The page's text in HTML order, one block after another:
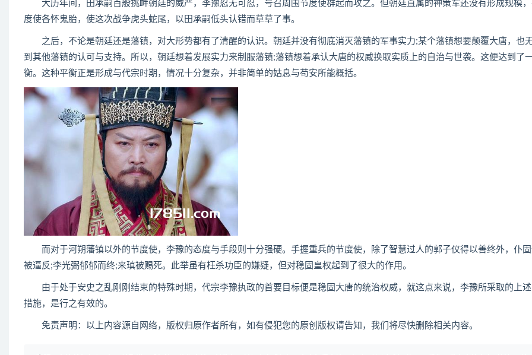
大历年间，田承嗣百般挑衅朝廷的威严，李豫忍无可忍，号召周围节度使群起而攻之。但朝廷直属的神策军还没有形成规模，
度使各怀鬼胎，使这次战争虎头蛇尾，以田承嗣低头认错而草草了事。
之后，不论是朝廷还是藩镇，对大形势都有了清醒的认识。朝廷并没有彻底消灭藩镇的军事实力;某个藩镇想要颠覆大唐，也
到其他藩镇的认可与支持。所以，朝廷想着发展实力来制服藩镇;藩镇想着承认大唐的权威换取实质上的自治与世袭。这便达到了
衡。这种平衡正是形成与代宗时期，情况十分复杂，并非简单的姑息与苟安所能概括。
而对于河朔藩镇以外的节度使，李豫的态度与手段则十分强硬。手握重兵的节度使，除了智慧过人的郭子仪得以善终外，仆
被逼反;李光弼郁郁而终;来瑱被赐死。此举虽有枉杀功臣的嫌疑，但对稳固皇权起到了很大的作用。
由于处于安史之乱刚刚结束的特殊时期，代宗李豫执政的首要目标便是稳固大唐的统治权威，就这点来说，李豫所采取的上
措施，是行之有效的。
免责声明：以上内容源自网络，版权归原作者所有，如有侵犯您的原创版权请告知，我们将尽快删除相关内容。